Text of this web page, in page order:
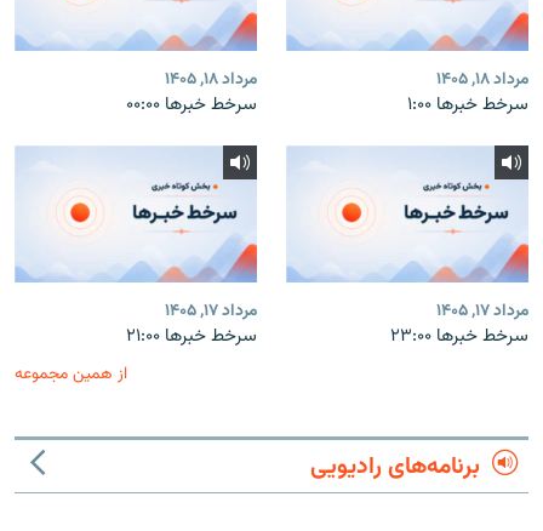
مرداد ۱۸, ۱۴۰۵
سرخط خبرها ۱:۰۰
مرداد ۱۸, ۱۴۰۵
سرخط خبرها ۰۰:۰۰
مرداد ۱۷, ۱۴۰۵
سرخط خبرها ۲۳:۰۰
مرداد ۱۷, ۱۴۰۵
سرخط خبرها ۲۱:۰۰
از همین مجموعه
برنامه‌های رادیویی